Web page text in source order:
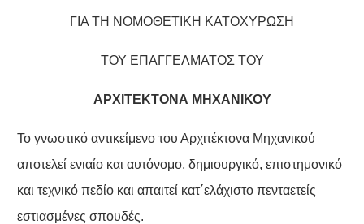
ΓΙΑ ΤΗ ΝΟΜΟΘΕΤΙΚΗ ΚΑΤΟΧΥΡΩΣΗ
ΤΟΥ ΕΠΑΓΓΕΛΜΑΤΟΣ ΤΟΥ
ΑΡΧΙΤΕΚΤΟΝΑ ΜΗΧΑΝΙΚΟΥ
Το γνωστικό αντικείμενο του Αρχιτέκτονα Μηχανικού
αποτελεί ενιαίο και αυτόνομο, δημιουργικό, επιστημονικό
και τεχνικό πεδίο και απαιτεί κατ΄ελάχιστο πενταετείς
εστιασμένες σπουδές.